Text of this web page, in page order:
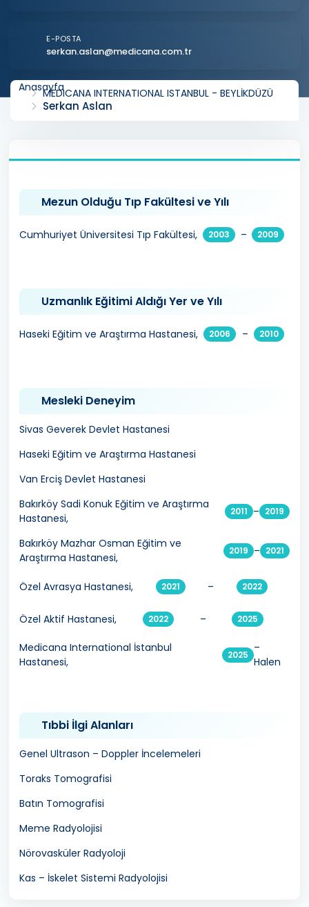
E-POSTA
serkan.aslan@medicana.com.tr
AnasayfaMEDICANA INTERNATIONAL ISTANBUL - BEYLİKDÜZÜ
Serkan Aslan
Mezun Olduğu Tıp Fakültesi ve Yılı
Cumhuriyet Üniversitesi Tıp Fakültesi, 2003 – 2009
Uzmanlık Eğitimi Aldığı Yer ve Yılı
Haseki Eğitim ve Araştırma Hastanesi, 2006 – 2010
Mesleki Deneyim
Sivas Geverek Devlet Hastanesi
Haseki Eğitim ve Araştırma Hastanesi
Van Erciş Devlet Hastanesi
Bakırköy Sadi Konuk Eğitim ve Araştırma
Hastanesi,
2011 – 2019
Bakırköy Mazhar Osman Eğitim ve
Araştırma Hastanesi,
2019 – 2021
Özel Avrasya Hastanesi, 2021 – 2022
Özel Aktif Hastanesi, 2022 – 2025
Medicana International İstanbul
Hastanesi,
2025
–
Halen
Tıbbi İlgi Alanları
Genel Ultrason – Doppler İncelemeleri
Toraks Tomografisi
Batın Tomografisi
Meme Radyolojisi
Nörovasküler Radyoloji
Kas – İskelet Sistemi Radyolojisi